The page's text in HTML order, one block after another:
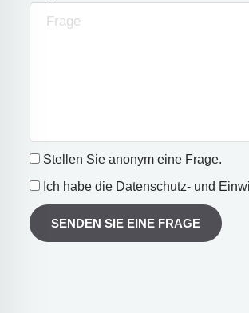
Stellen Sie anonym eine Frage.
Ich habe die Datenschutz- und
SENDEN SIE EINE FRAGE